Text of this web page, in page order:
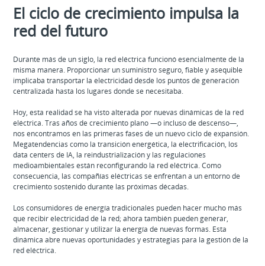
El ciclo de crecimiento impulsa la
red del futuro
Durante más de un siglo, la red eléctrica funcionó esencialmente de la
misma manera. Proporcionar un suministro seguro, fiable y asequible
implicaba transportar la electricidad desde los puntos de generación
centralizada hasta los lugares donde se necesitaba.
Hoy, esta realidad se ha visto alterada por nuevas dinámicas de la red
eléctrica. Tras años de crecimiento plano —o incluso de descenso—,
nos encontramos en las primeras fases de un nuevo ciclo de expansión.
Megatendencias como la transición energética, la electrificación, los
data centers de IA, la reindustrialización y las regulaciones
medioambientales están reconfigurando la red eléctrica. Como
consecuencia, las compañías eléctricas se enfrentan a un entorno de
crecimiento sostenido durante las próximas décadas.
Los consumidores de energía tradicionales pueden hacer mucho más
que recibir electricidad de la red; ahora también pueden generar,
almacenar, gestionar y utilizar la energía de nuevas formas. Esta
dinámica abre nuevas oportunidades y estrategias para la gestión de la
red eléctrica.